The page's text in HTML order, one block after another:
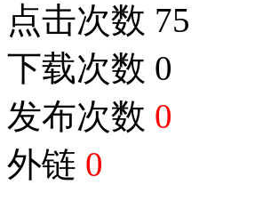
点击次数 75
下载次数 0
发布次数 0
外链 0